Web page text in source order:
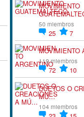
MOVIMIENTO
50 miembros
25
7
MOVIMIENTO
119 miembros
72
10
DUETOS O
MÚ…
104 miembros